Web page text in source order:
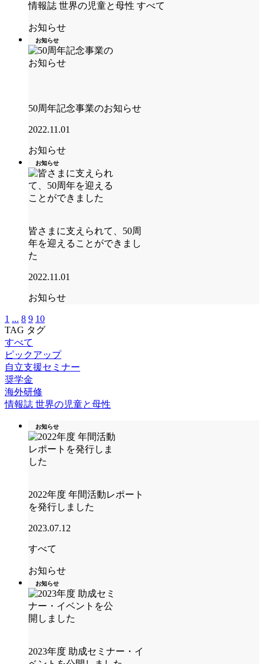
情報誌 世界の児童と母性 すべて
お知らせ
お知らせ
50周年記念事業のお知らせ
2022.11.01
お知らせ
お知らせ
皆さまに支えられて、50周
年を迎えることができまし
た
2022.11.01
お知らせ
1 ... 8 9 10
TAG タグ
すべて
ピックアップ
自立支援セミナー
奨学金
海外研修
情報誌 世界の児童と母性
お知らせ
2022年度 年間活動レポート
を発行しました
2023.07.12
すべて
お知らせ
お知らせ
2023年度 助成セミナー・イ